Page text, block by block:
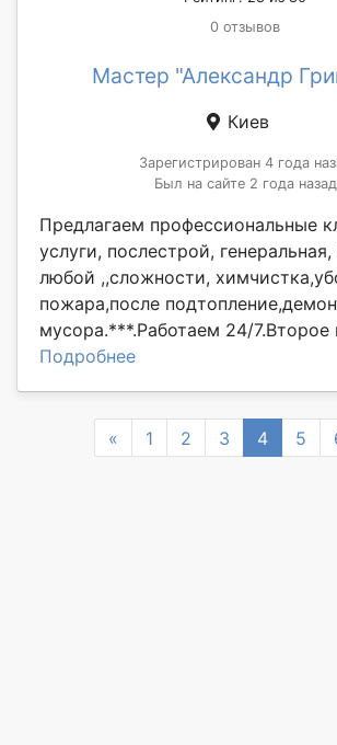
0 отзывов
Мастер "Александр
Киев
Зарегистрирован 4 года
Был на сайте 2 года назад
Предлагаем профессиональные
услуги, послестрой,
любой ,,сложности,
пожара,после
мусора.***.Работаем 24/7.Второе
Подробнее
« Previous
1 2 3 4 5